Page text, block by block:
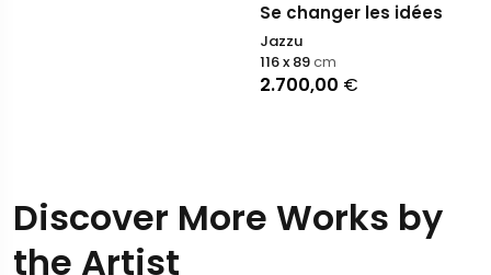
Se changer les idées
Jazzu
2.700,00 €
116 x 89cm
Discover More Works by
the Artist